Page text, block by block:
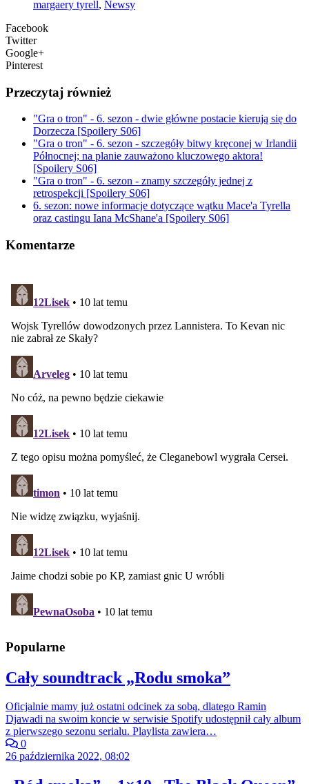
margaery tyrell, Newsy
Facebook
Twitter
Google+
Pinterest
Przeczytaj również
"Gra o tron" - 6. sezon - dwie główne postacie kierują się do
Dorzecza [Spoilery S06]
"Gra o tron" - 6. sezon - szczegóły bitwy kręconej w Irlandii
Północnej; na planie zauważono kluczowego aktora!
[Spoilery S06]
"Gra o tron" - 6. sezon - znamy szczegóły jednej z
retrospekcji [Spoilery S06]
6. sezon: nowe informacje dotyczące wątku Mace'a Tyrella
oraz castingu Iana McShane'a [Spoilery S06]
Komentarze
Popularne
Cały soundtrack „Rodu smoka”
Oficjalnie mamy już ostatni odcinek za sobą, dlatego Ramin
Djawadi na swoim koncie w serwisie Spotify udostępnił cały album
z pierwszego sezonu serialu. Playlista zawiera…
0
26 października 2022, 08:02